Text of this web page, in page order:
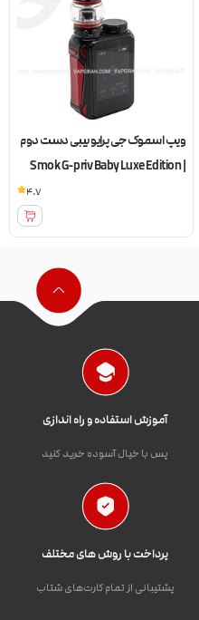
ویپ اسموک جی پرایو بیبی دست دوم
| Smok G-priv Baby Luxe Edition
4.7
آموزش استفاده و راه اندازی
پس با خیال آسوده خرید کنید
پرداخت با روش های مختلف
پشتیبانی از تمام کارت‌های شتاب